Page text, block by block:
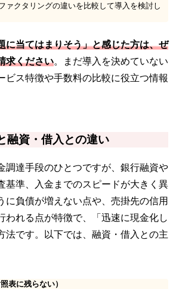
ァクタリングの違いを比較して導入を検討し
に当てはまりそう」と感じた方は、ぜ
求ください。まだ導入を決めていない
ビス特徴や手数料の比較に役立つ情報
融資・借入との違い
調達手段のひとつですが、銀行融資や
基準、入金までのスピードが大きく異
に負債が増えない点や、売掛先の信用
われる点が特徴で、「迅速に現金化し
法です。以下では、融資・借入との主
表に残らない）